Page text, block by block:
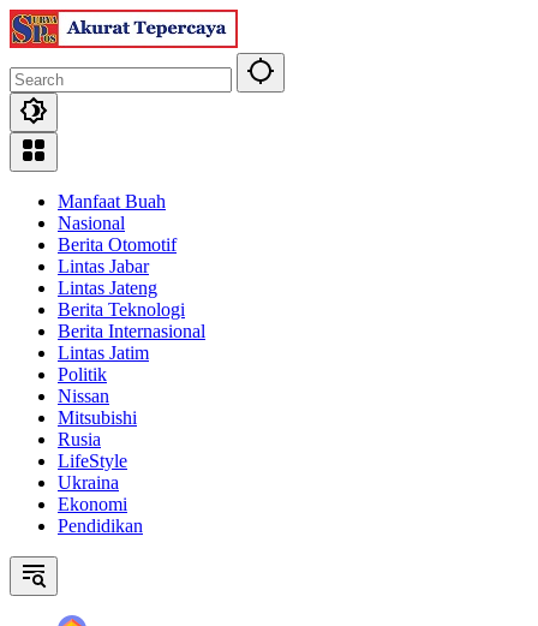
Skip
to
Manfaat Buah
Nasional
Berita Otomotif
Lintas Jabar
Lintas Jateng
Berita Teknologi
Berita Internasional
Lintas Jatim
Politik
Nissan
Mitsubishi
Rusia
LifeStyle
Ukraina
Ekonomi
Pendidikan